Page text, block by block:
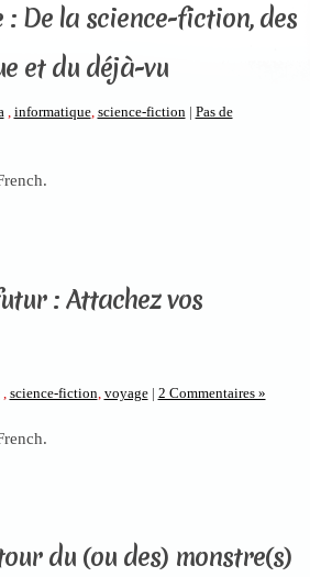
De la science-fiction, des
et du déjà-vu
, informatique, science-fiction | Pas de
: Attachez vos
, science-fiction voyage | 2 Commentaires »
du (ou des) monstre(s)